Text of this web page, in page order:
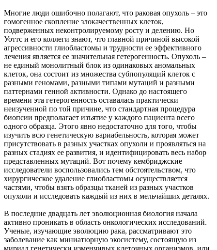
Многие люди ошибочно полагают, что раковая опухоль – это
гомогенное скопление злокачественных клеток,
подверженных неконтролируемому росту и делению. Но
Уоттс и его коллеги знают, что главной причиной высокой
агрессивности глиобластомы и трудности ее эффективного
лечения является ее значительная гетерогенность. Опухоль –
не единый монолитный блок из одинаковых аномальных
клеток, она состоит из множества субпопуляций клеток с
разными геномами, разными типами мутаций и разными
паттернами генной активности. Однако до настоящего
времени эта гетерогенность оставалась практически
неизученной по той причине, что стандартная процедура
биопсии предполагает изъятие у каждого пациента всего
одного образца. Этого явно недостаточно для того, чтобы
изучить всю генетическую вариабельность, которая может
присутствовать в разных участках опухоли и проявляться на
разных стадиях ее развития, и идентифицировать весь набор
представленных мутаций. Вот почему кембриджские
исследователи воспользовались тем обстоятельством, что
хирургическое удаление глиобластомы осуществляется
частями, чтобы взять образцы тканей из разных участков
опухоли и исследовать каждый из них в мельчайших деталях.
В последние двадцать лет эволюционная биология начала
активно проникать в область онкологических исследований.
Ученые, изучающие эволюцию рака, рассматривают это
заболевание как миниатюрную экосистему, состоящую из
мириад генетически изменчивых клеточных организмов, или